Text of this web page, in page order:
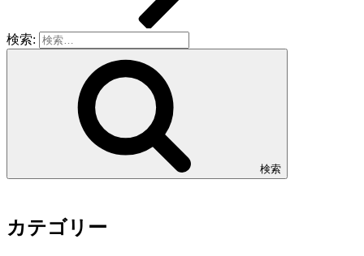
検索:
検索
カテゴリー